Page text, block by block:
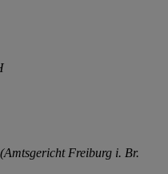
Freiburg i. Br.